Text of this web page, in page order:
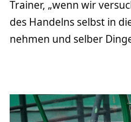
Trainer, „wenn wir
des Handelns selbst in
nehmen und selber